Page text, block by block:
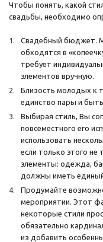
Чтобы понять, какой
свадьбы, необходимо
Свадебный бюджет.
обходятся в
требует
элементов вручную.
Близость молодых к
единство пары и
Выбирая стиль, Вы
повсеместного его
использовать
если только этого не
элементы: одежда,
должны иметь
Продумайте
мероприятии. Этот
некоторые стили
обязательно
из добавить